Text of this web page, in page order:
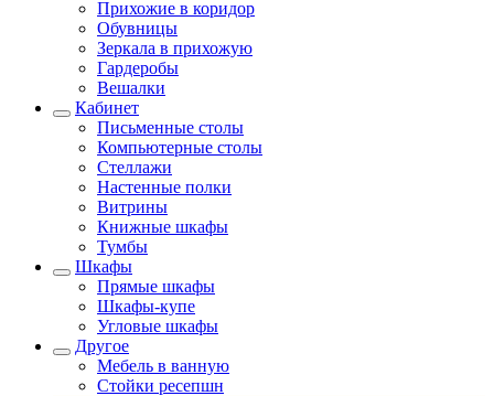
Прихожие в коридор
Обувницы
Зеркала в прихожую
Гардеробы
Вешалки
Кабинет
Письменные столы
Компьютерные столы
Стеллажи
Настенные полки
Витрины
Книжные шкафы
Тумбы
Шкафы
Прямые шкафы
Шкафы-купе
Угловые шкафы
Другое
Мебель в ванную
Стойки ресепшн